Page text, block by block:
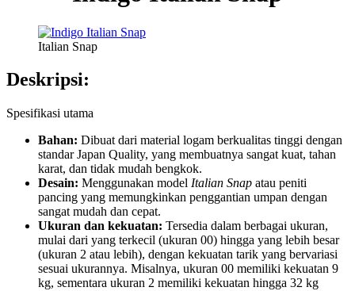
Italian Snap
Deskripsi:
Spesifikasi utama
Bahan: Dibuat dari material logam berkualitas tinggi dengan
standar Japan Quality, yang membuatnya sangat kuat, tahan
karat, dan tidak mudah bengkok.
Desain: Menggunakan model Italian Snap atau peniti
pancing yang memungkinkan penggantian umpan dengan
sangat mudah dan cepat.
Ukuran dan kekuatan: Tersedia dalam berbagai ukuran,
mulai dari yang terkecil (ukuran 00) hingga yang lebih besar
(ukuran 2 atau lebih), dengan kekuatan tarik yang bervariasi
sesuai ukurannya. Misalnya, ukuran 00 memiliki kekuatan 9
kg, sementara ukuran 2 memiliki kekuatan hingga 32 kg